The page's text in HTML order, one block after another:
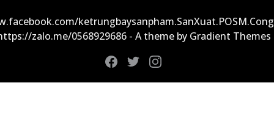
zalo.me/0568929686 - A theme by Gradient